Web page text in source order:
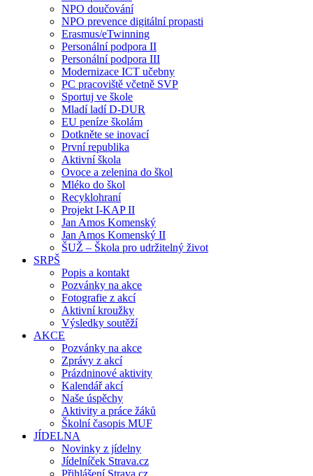
NPO doučování
NPO prevence digitální propasti
Erasmus/eTwinning
Personální podpora II
Personální podpora III
Modernizace ICT učebny
PC pracoviště včetně SVP
Sportuj ve škole
Mladí ladí D-DUR
EU peníze školám
Dotkněte se inovací
První republika
Aktivní škola
Ovoce a zelenina do škol
Mléko do škol
Recyklohraní
Projekt I-KAP II
Jan Amos Komenský
Jan Amos Komenský II
ŠUŽ – Škola pro udržitelný život
SRPŠ
Popis a kontakt
Pozvánky na akce
Fotografie z akcí
Aktivní kroužky
Výsledky soutěží
AKCE
Pozvánky na akce
Zprávy z akcí
Prázdninové aktivity
Kalendář akcí
Naše úspěchy
Aktivity a práce žáků
Školní časopis MUF
JÍDELNA
Novinky z jídelny
Jídelníček Strava.cz
Přihlášení Strava.cz